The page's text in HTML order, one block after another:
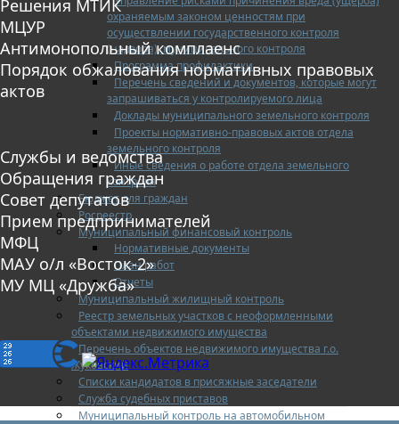
охраняемым законом ценностям при
осуществлении государственного контроля
(надзора), муниципального контроля
Программа профилактики
Перечень сведений и документов, которые могут
запрашиваться у контролируемого лица
Доклады муниципального земельного контроля
Проекты нормативно-правовых актов отдела
земельного контроля
Иные сведения о работе отдела земельного
контроля
Бюджет для граждан
Росреестр
Муниципальный финансовый контроль
Нормативные документы
План работ
Отчеты
Муниципальный жилищный контроль
Реестр земельных участков с неоформленными
объектами недвижимого имущества
Перечень объектов недвижимого имущества г.о.
Жуковский
Списки кандидатов в присяжные заседатели
Служба судебных приставов
Муниципальный контроль на автомобильном
Решения МТИК
МЦУР
Антимонопольный комплаенс
Порядок обжалования нормативных правовых
актов
Службы и ведомства
Обращения граждан
Совет депутатов
Прием предпринимателей
МФЦ
МАУ о/л «Восток-2»
МУ МЦ «Дружба»